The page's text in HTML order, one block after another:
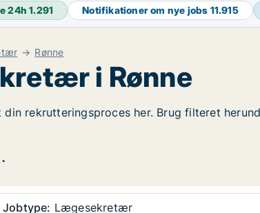
24h1.291 Notifikationer om nye jobs 11.915
Rønne
i Rønne
rekrutteringsproces her. Brug filteret
.
Jobtype: Lægesekretær